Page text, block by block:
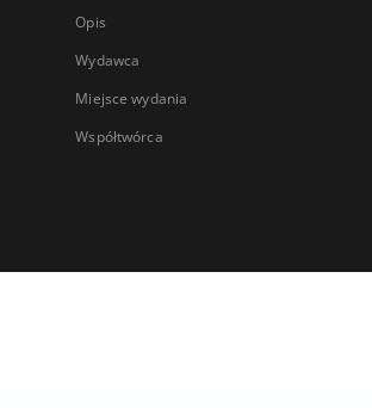
Opis
Wydawca
Miejsce wydania
Współtwórca